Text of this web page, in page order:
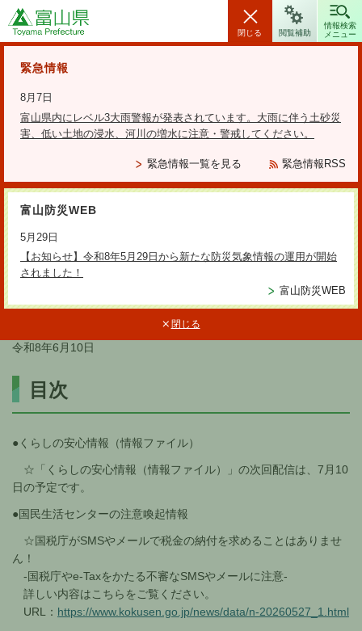
富山県
閉じる 閲覧補助
情報検索
メニュー
緊急情報
8月7日
富山県内にレベル3大雨警報が発表されています。大雨に伴う土砂災
害、低い土地の浸水、河川の増水に注意・警戒してください。
緊急情報一覧を見る 緊急情報RSS
富山防災WEB
5月29日
【お知らせ】令和8年5月29日から新たな防災気象情報の運用が開始
されました！
富山防災WEB
閉じる
テーマから探す
くらしの安心情報第237号
くらしの安心情報第237号
令和8年6月10日
目次
●くらしの安心情報（情報ファイル）
☆「くらしの安心情報（情報ファイル）」の次回配信は、7月10
日の予定です。
●国民生活センターの注意喚起情報
☆国税庁がSMSやメールで税金の納付を求めることはありませ
ん！
-国税庁やe-Taxをかたる不審なSMSやメールに注意-
詳しい内容はこちらをご覧ください。
URL： https://www.kokusen.go.jp/news/data/n-20260527_1.html